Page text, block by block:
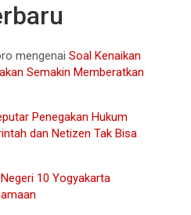
mengenaiSoal Kenaikan
Semakin Memberatkan
Penegakan Hukum
dan Netizen Tak Bisa
10 Yogyakarta